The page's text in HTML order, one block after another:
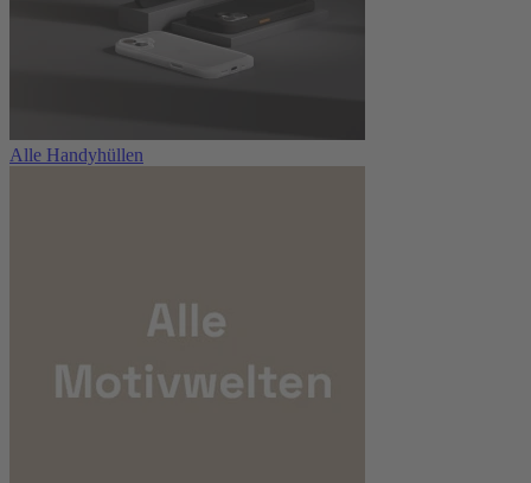
Alle Handyhüllen